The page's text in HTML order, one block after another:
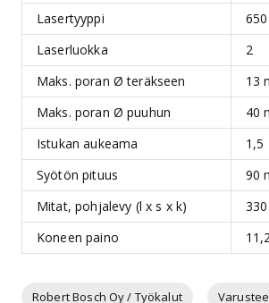
Lasertyyppi
Laserluokka
2
Maks. poran Ø teräkseen
13
Maks. poran Ø puuhun
40
Istukan aukeama
1,5
Syötön pituus
90
Mitat, pohjalevy (l x s x k)
Koneen paino
Robert Bosch Oy / Työkalut